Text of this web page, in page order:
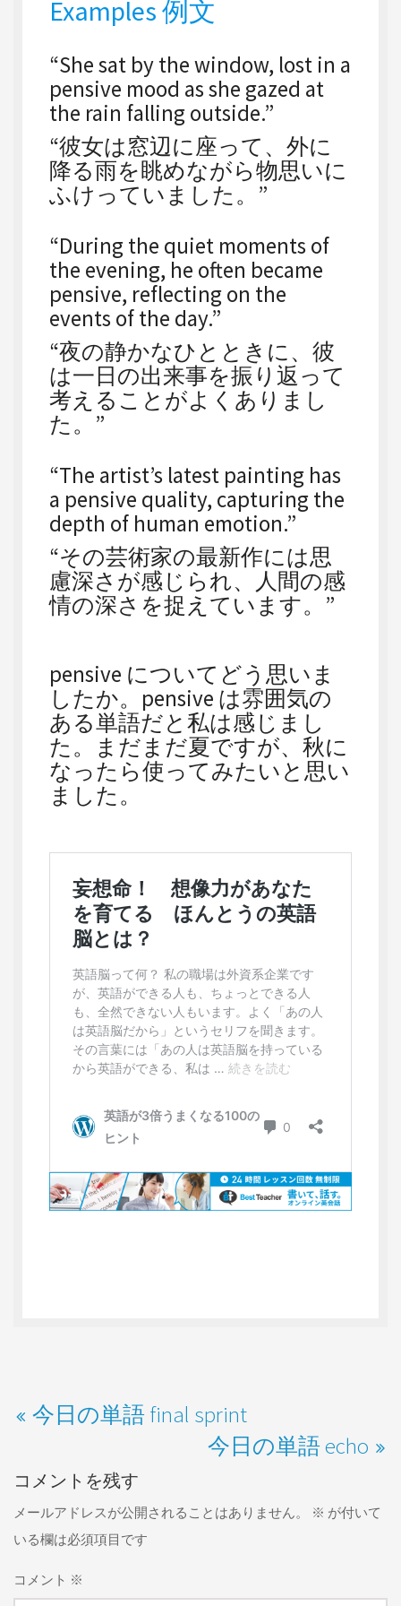
Examples 例文
“She sat by the window, lost in a
pensive mood as she gazed at
the rain falling outside.”
“彼女は窓辺に座って、外に
降る雨を眺めながら物思いに
ふけっていました。”
“During the quiet moments of
the evening, he often became
pensive, reflecting on the
events of the day.”
“夜の静かなひとときに、彼
は一日の出来事を振り返って
考えることがよくありまし
た。”
“The artist’s latest painting has
a pensive quality, capturing the
depth of human emotion.”
“その芸術家の最新作には思
慮深さが感じられ、人間の感
情の深さを捉えています。”
pensive についてどう思いま
したか。pensive は雰囲気の
ある単語だと私は感じまし
た。まだまだ夏ですが、秋に
なったら使ってみたいと思い
ました。
今日の単語 final sprint
今日の単語 echo
コメントを残す
メールアドレスが公開されることはありません。 ※ が付いて
いる欄は必須項目です
コメント ※